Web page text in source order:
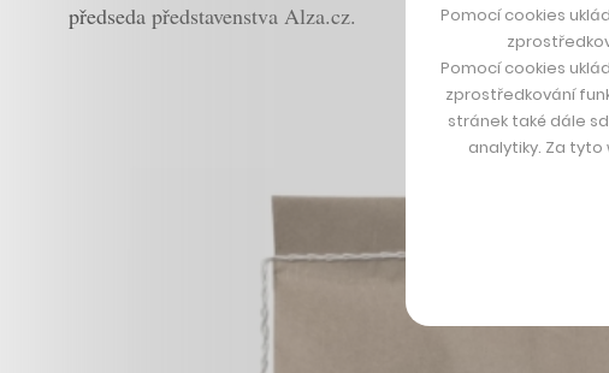
předseda představenstva Alza.cz.
Pomocí cookies
Pomocí cookies
zprostředkování
stránek také dále
analytiky. Za tyto